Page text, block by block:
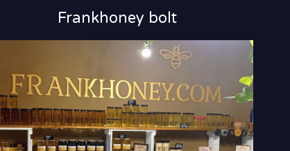
Frankhoney bolt